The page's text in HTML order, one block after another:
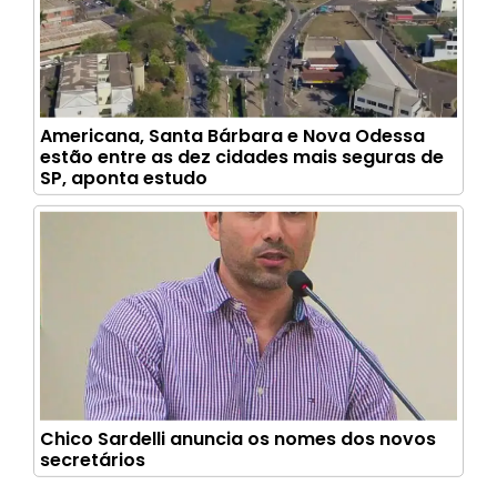
Americana, Santa Bárbara e Nova Odessa
estão entre as dez cidades mais seguras de
SP, aponta estudo
Chico Sardelli anuncia os nomes dos novos
secretários